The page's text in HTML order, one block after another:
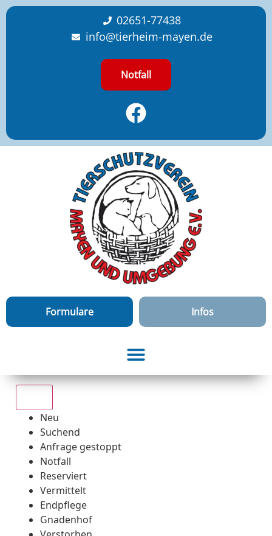
content
02651-77438
info@tierheim-mayen.de
Notfall
Formulare Infos
Neu
Suchend
Anfrage gestoppt
Notfall
Reserviert
Vermittelt
Endpflege
Gnadenhof